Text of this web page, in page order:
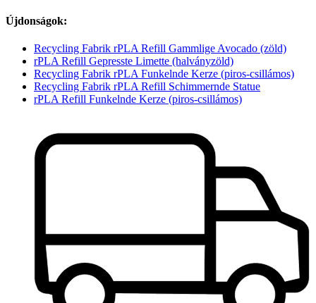
Újdonságok:
Recycling Fabrik rPLA Refill Gammlige Avocado (zöld)
rPLA Refill Gepresste Limette (halványzöld)
Recycling Fabrik rPLA Funkelnde Kerze (piros-csillámos)
Recycling Fabrik rPLA Refill Schimmernde Statue
rPLA Refill Funkelnde Kerze (piros-csillámos)